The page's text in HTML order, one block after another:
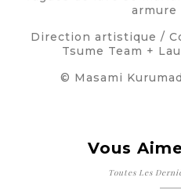
armure
Direction artistique /
Tsume Team +
© Masami
Vous
Toutes Les